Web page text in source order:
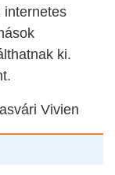
internetes
ki.
Vivien